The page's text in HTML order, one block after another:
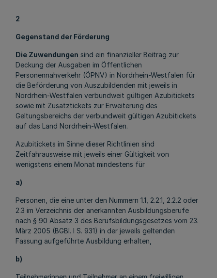
2
Gegenstand der Förderung
Die Zuwendungen sind ein finanzieller Beitrag zur
Deckung der Ausgaben im Öffentlichen
Personennahverkehr (ÖPNV) in Nordrhein-Westfalen für
die Beförderung von Auszubildenden mit jeweils in
Nordrhein-Westfalen verbundweit gültigen Azubitickets
sowie mit Zusatztickets zur Erweiterung des
Geltungsbereichs der verbundweit gültigen Azubitickets
auf das Land Nordrhein-Westfalen.
Azubitickets im Sinne dieser Richtlinien sind
Zeitfahrausweise mit jeweils einer Gültigkeit von
wenigstens einem Monat mindestens für
a)
Personen, die eine unter den Nummern 1.1, 2.2.1, 2.2.2 oder
2.3 im Verzeichnis der anerkannten Ausbildungsberufe
nach § 90 Absatz 3 des Berufsbildungsgesetzes vom 23.
März 2005 (BGBl. I S. 931) in der jeweils geltenden
Fassung aufgeführte Ausbildung erhalten,
b)